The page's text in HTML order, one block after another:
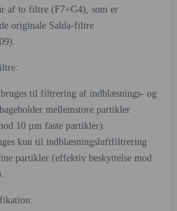
af to filtre (F7+G4), som er
originale Salda-filtre
til filtrering af indblæsnings- og
mellemstore partikler
10 μm faste partikler).
kun til indblæsningsluftfiltrering
partikler (effektiv beskyttelse mod